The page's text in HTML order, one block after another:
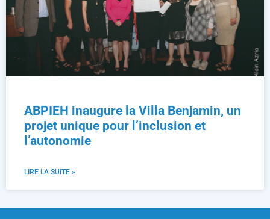
ABPIEH inaugure la Villa Benjamin, un
projet unique pour l’inclusion et
l’autonomie
LIRE LA SUITE »